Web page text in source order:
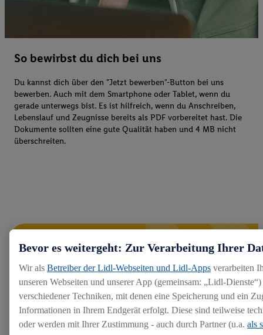
So bewirbst du dich bei uns
Du kannst dich über den "Jetzt bewerben"-Button bei uns
bewerben. Auch mit dem Smartphone oder Tablet, wenn du
gerade unterwegs bist. Es ist hilfreich, wenn du Anschreiben,
Lebenslauf und Zeugnisse bereits als PDF vorbereitet hast. Die
Dokumente sollten eine gute Qualität haben und 4 MB nicht
überschreiten.
Bevor es weitergeht: Zur Verarbeitung Ihrer
Wir als Betreiber der Lidl-Webseiten und Lidl-Apps verarbeiten
unseren Webseiten und unserer App (gemeinsam: „Lidl-
verschiedener Techniken, mit denen eine Speicherung und ein
Informationen in Ihrem Endgerät erfolgt. Diese sind teilweise
oder werden mit Ihrer Zustimmung - auch durch Partner (u.a. als